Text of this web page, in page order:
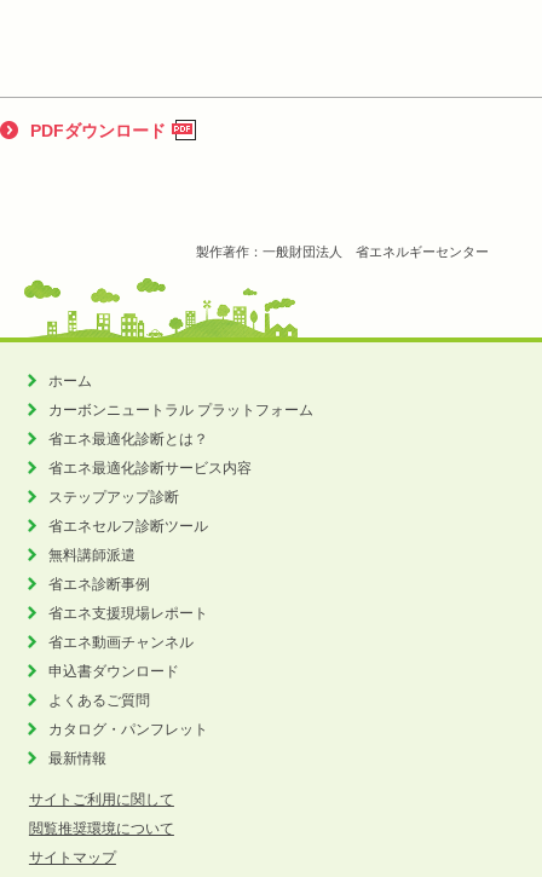
PDFダウンロード
製作著作：一般財団法人 省エネルギーセンター
ホーム
カーボンニュートラル プラットフォーム
省エネ最適化診断とは？
省エネ最適化診断サービス内容
ステップアップ診断
省エネセルフ診断ツール
無料講師派遣
省エネ診断事例
省エネ支援現場レポート
省エネ動画チャンネル
申込書ダウンロード
よくあるご質問
カタログ・パンフレット
最新情報
サイトご利用に関して
閲覧推奨環境について
サイトマップ